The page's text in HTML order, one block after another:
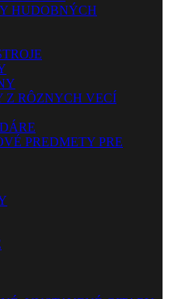
HUDOBNÝCH
Z RÔZNYCH VECÍ
PREDMETY PRE